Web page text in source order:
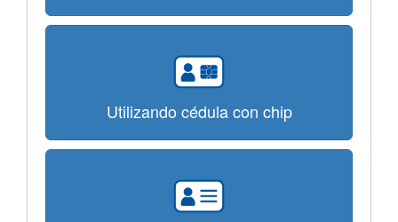
Utilizando cédula con chip